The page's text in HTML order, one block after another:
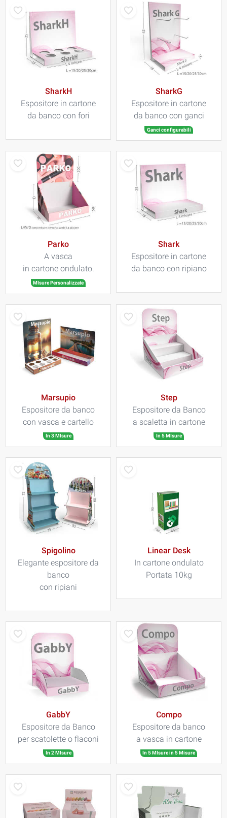
SharkH
Espositore in cartone
da banco con fori
SharkG
Espositore in cartone
da banco con ganci
Ganci configurabili
Parko
A vasca
in cartone ondulato.
MIsure Personalizzate
Shark
Espositore in cartone
da banco con ripiano
Marsupio
Espositore da banco
con vasca e cartello
In 3 MIsure
Step
Espositore da Banco
a scaletta in cartone
In 5 MIsure
Spigolino
Elegante espositore da
banco
con ripiani
Linear Desk
In cartone ondulato
Portata 10kg
GabbY
Espositore da Banco
per scatolette o flaconi
In 2 MIsure
Compo
Espositore da banco
a vasca in cartone
In 5 MIsure in 5 Misure